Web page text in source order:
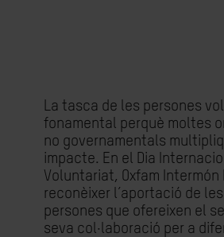
La tasca de les persones
fonamental perquè moltes
no governamentals
impacte. En el Dia
Voluntariat, Oxfam Intermón
reconèixer l’aportació de
persones que ofereixen el
seva col·laboració per a